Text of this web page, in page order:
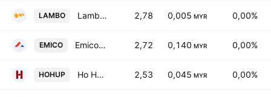
LAMBO Lambo Group Bhd. 2,78 0,005 MYR 0,00%
EMICO Emico Holdings Bhd. 2,72 0,140 MYR 0,00%
HOHUP Ho Hup Construction Co. Bhd. 2,53 0,045 MYR 0,00%